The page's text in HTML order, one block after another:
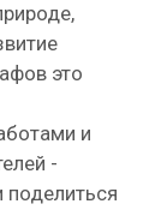
это
и
-